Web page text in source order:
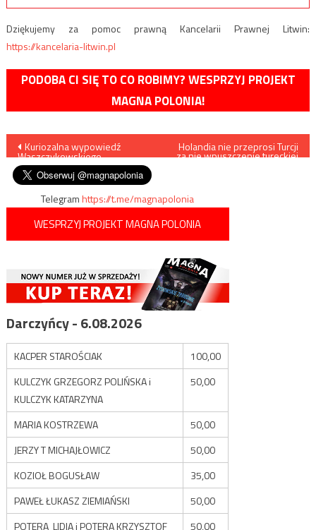
Dziękujemy za pomoc prawną Kancelarii Prawnej Litwin:
https://kancelaria-litwin.pl
PODOBA CI SIĘ TO CO ROBIMY? WESPRZYJ PROJEKT
MAGNA POLONIA!
Nawigacja
wpisu
Kuriozalna wypowiedź
Waszczykowskiego
Holandia nie przeprosi Turcji
za nie wpuszczenie tureckiej
Telegramhttps://t.me/magnapolonia
WESPRZYJ PROJEKT MAGNA POLONIA
Darczyńcy - 6.08.2026
KACPER STAROŚCIAK
100,00
KULCZYK GRZEGORZ POLIŃSKA i
KULCZYK KATARZYNA
50,00
MARIA KOSTRZEWA
50,00
JERZY T MICHAJŁOWICZ
50,00
KOZIOŁ BOGUSŁAW
35,00
PAWEŁ ŁUKASZ ZIEMIAŃSKI
50,00
POTERA LIDIA i POTERA KRZYSZTOF
50,00